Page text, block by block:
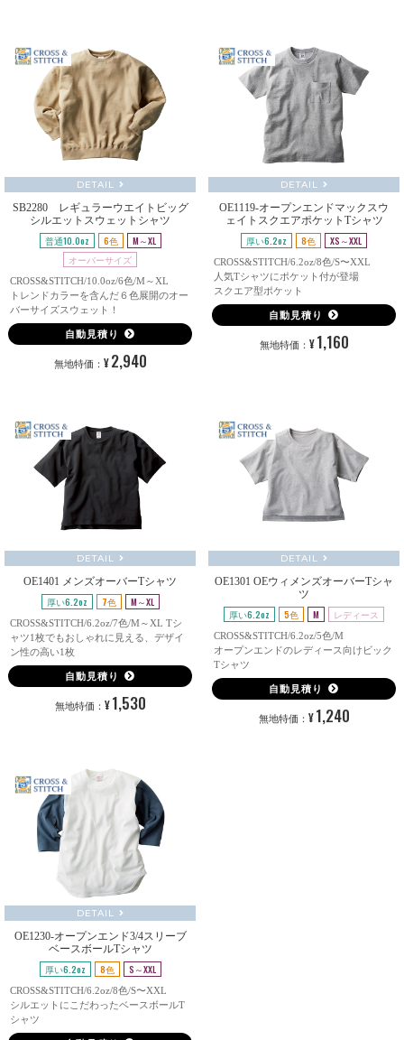
DETAIL
SB2280 レギュラーウエイトビッグ
シルエットスウェットシャツ
普通10.0oz 6色
M～XL
オーバーサイズ
CROSS&STITCH/10.0oz/6色/M～XL
トレンドカラーを含んだ６色展開のオー
バーサイズスウェット！
自動見積り
無地特価： ¥ 2,940
DETAIL
OE1119-オープンエンドマックスウ
ェイトスクエアポケットTシャツ
厚い6.2oz 8色 XS～XXL
CROSS&STITCH/6.2oz/8色/S〜XXL
人気Tシャツにポケット付が登場
スクエア型ポケット
自動見積り
無地特価： ¥ 1,160
DETAIL
OE1401 メンズオーバーTシャツ
厚い6.2oz 7色 M～XL
CROSS&STITCH/6.2oz/7色/M～XL Tシ
ャツ1枚でもおしゃれに見える、デザイ
ン性の高い1枚
自動見積り
無地特価： ¥ 1,530
DETAIL
OE1301 OEウィメンズオーバーTシャ
ツ
厚い6.2oz 5色 M レディース
CROSS&STITCH/6.2oz/5色/M
オープンエンドのレディース向けビック
Tシャツ
自動見積り
無地特価： ¥ 1,240
DETAIL
OE1230-オープンエンド3/4スリーブ
ベースボールTシャツ
厚い6.2oz 8色 S～XXL
CROSS&STITCH/6.2oz/8色/S〜XXL
シルエットにこだわったベースボールT
シャツ